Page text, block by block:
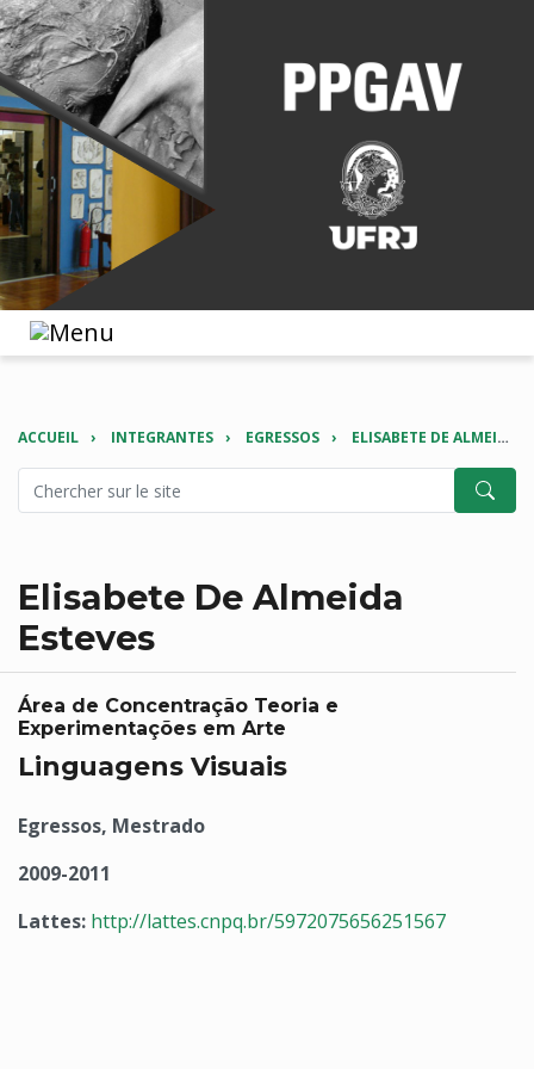
ACCUEIL INTEGRANTES EGRESSOS ELISABETE DE ALMEIDA ESTEVES
Elisabete De Almeida
Esteves
Área de Concentração Teoria e
Experimentações em Arte
Linguagens Visuais
Egressos, Mestrado
2009-2011
Lattes: http://lattes.cnpq.br/5972075656251567